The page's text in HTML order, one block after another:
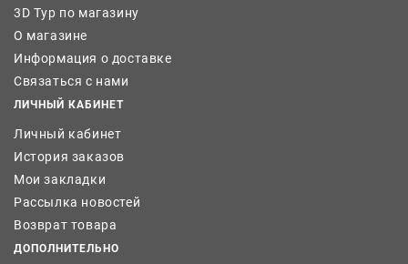
3D Тур по магазину
О магазине
Информация о доставке
Связаться с нами
ЛИЧНЫЙ КАБИНЕТ
Личный кабинет
История заказов
Мои закладки
Рассылка новостей
Возврат товара
ДОПОЛНИТЕЛЬНО